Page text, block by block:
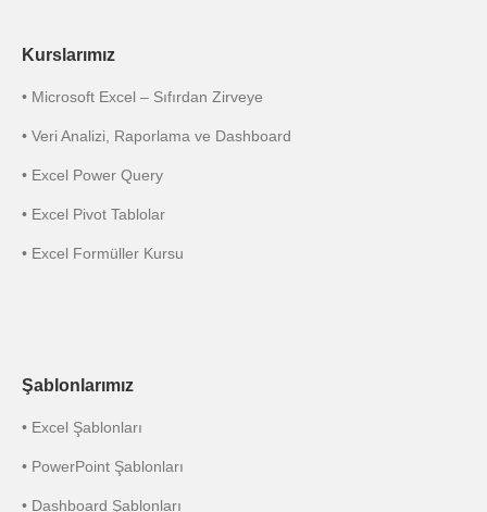
Kurslarımız
• Microsoft Excel – Sıfırdan Zirveye
• Veri Analizi, Raporlama ve Dashboard
• Excel Power Query
• Excel Pivot Tablolar
• Excel Formüller Kursu
Şablonlarımız
• Excel Şablonları
• PowerPoint Şablonları
• Dashboard Şablonları